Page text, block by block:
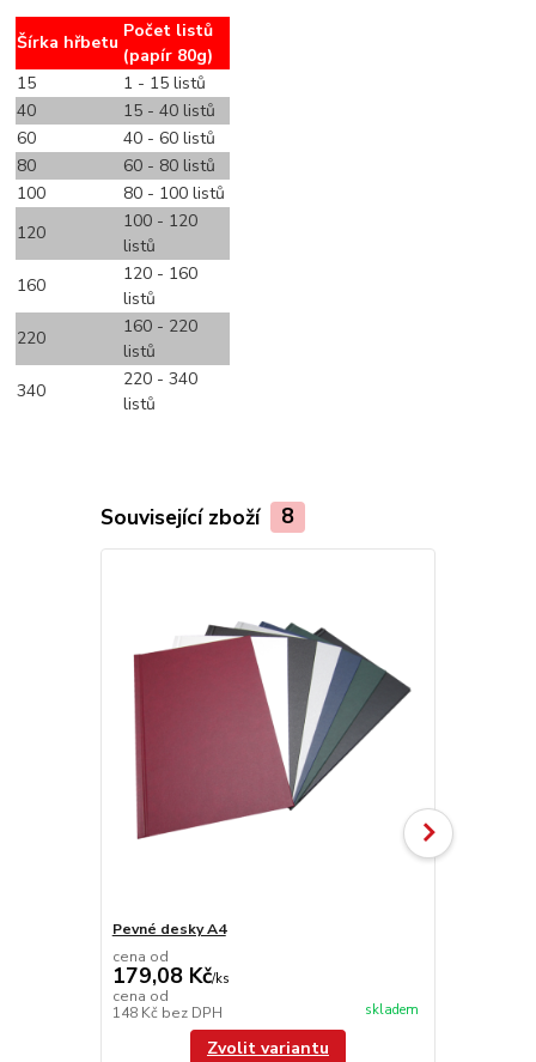
Šírka hřbetu
Počet listů
(papír 80g)
15
1 - 15 listů
40
15 - 40 listů
60
40 - 60 listů
80
60 - 80 listů
100
80 - 100 listů
120
100 - 120
listů
160
120 - 160
listů
220
160 - 220
listů
340
220 - 340
listů
Související zboží 8
Pevné desky A4
cena od
179,08 Kč/ks
cena od
148 Kč bez DPH skladem
Zvolit variantu